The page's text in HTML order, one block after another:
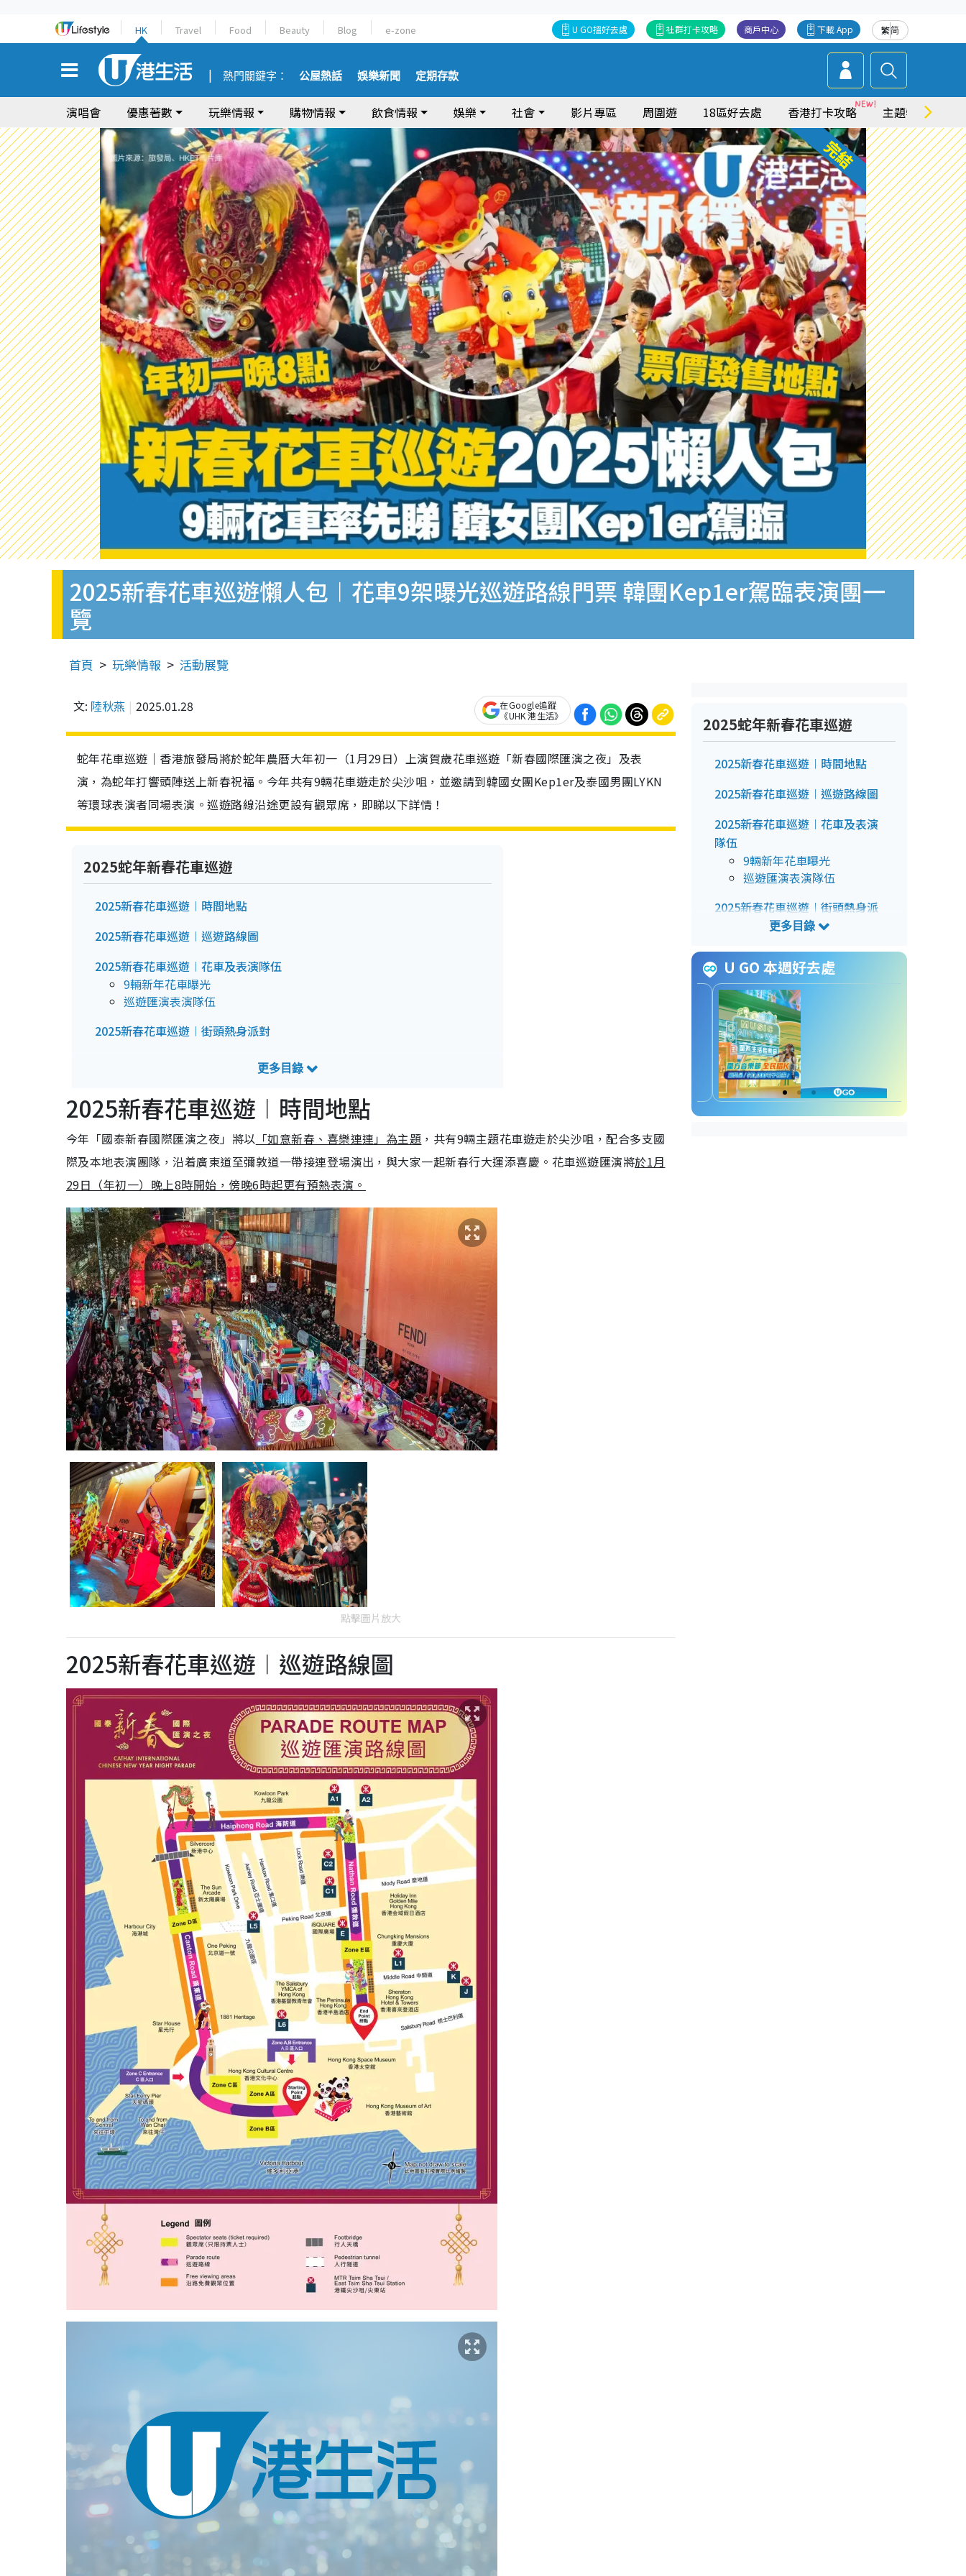
HK Travel Food Beauty Blog e-zone 繁简
下載 App
商戶中心
社群打卡攻略
U GO搵好去處
熱門關鍵字： 公屋熱話 娛樂新聞 定期存款
演唱會 優惠著數 玩樂情報 購物情報 飲食情報 娛樂 社會 影片專區 周圍遊 18區好去處 香港打卡攻略 主題特集
2025新春花車巡遊懶人包︱花車9架曝光巡遊路線門票 韓團Kep1er駕臨表演團一
覽
首頁 玩樂情報 活動展覽
文: 陸秋燕 2025.01.28
在Google追蹤
《UHK 港生活》
蛇年花車巡遊｜香港旅發局將於蛇年農曆大年初一（1月29日）上演賀歲花車巡遊「新春國際匯演之夜」及表
演，為蛇年打響頭陣送上新春祝福。今年共有9輛花車遊走於尖沙咀，並邀請到韓國女團Kep1er及泰國男團LYKN
等環球表演者同場表演。巡遊路線沿途更設有觀眾席，即睇以下詳情！
2025蛇年新春花車巡遊
2025新春花車巡遊︱時間地點
2025新春花車巡遊︱巡遊路線圖
2025新春花車巡遊︱花車及表演隊伍
9輛新年花車曝光
巡遊匯演表演隊伍
2025新春花車巡遊︱街頭熱身派對
2025新春花車巡遊︱門票購票方法（已售罄）
2025新春花車巡遊︱交通
1. 封路及改道安排
2. 巴士總站暫停使用
3. 跨境巴士服務暫停使用
4. 停車場暫停使用
5. 上落客區暫停使用
2025新春花車巡遊︱花車展覽及舞台表演
2025新春花車巡遊︱時間地點
今年「國泰新春國際匯演之夜」將以 「如意新春、喜樂連連」為主題 ，共有9輛主題花車遊走於尖沙咀，配合多支國
際及本地表演團隊，沿着廣東道至彌敦道一帶接連登場演出，與大家一起新春行大運添喜慶。花車巡遊匯演將於1月
29日（年初一）晚上8時開始，傍晚6時起更有預熱表演。
點擊圖片放大
2025新春花車巡遊︱巡遊路線圖
2025蛇年新春花車巡遊
2025新春花車巡遊︱時間地點
2025新春花車巡遊︱巡遊路線圖
2025新春花車巡遊︱花車及表演
隊伍
9輛新年花車曝光
巡遊匯演表演隊伍
2025新春花車巡遊︱街頭熱身派
2025新春花車巡遊︱門票購票方
法（已售罄）
2025新春花車巡遊︱免費觀賞巡
遊匯演方法
2025新春花車巡遊︱交通
1. 封路及改道安排
2. 巴士總站暫停使用
3. 跨境巴士服務暫停使用
U GO 本週好去處